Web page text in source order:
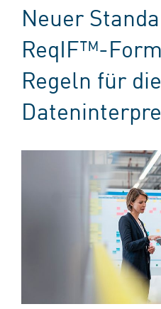
Neuer
ReqIF™-
Regeln für die